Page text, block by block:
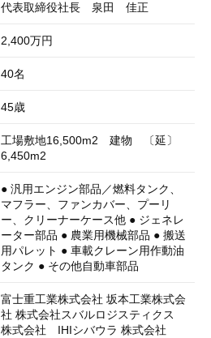
代表取締役社長 泉田 佳正
2,400万円
40名
45歳
工場敷地16,500m2 建物 〔延〕
6,450m2
● 汎用エンジン部品／燃料タンク、
マフラー、ファンカバー、プーリ
ー、クリーナーケース他 ● ジェネレ
ーター部品 ● 農業用機械部品 ● 搬送
用パレット ● 車載クレーン用作動油
タンク ● その他自動車部品
富士重工業株式会社 坂本工業株式会
社 株式会社スバルロジスティクス
株式会社 IHIシバウラ 株式会社